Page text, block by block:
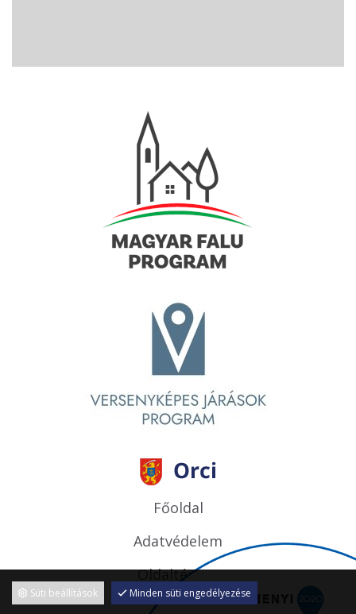
Főoldal
Adatvédelem
Oldaltérkép
Süti beállítások
Minden süti engedélyezése